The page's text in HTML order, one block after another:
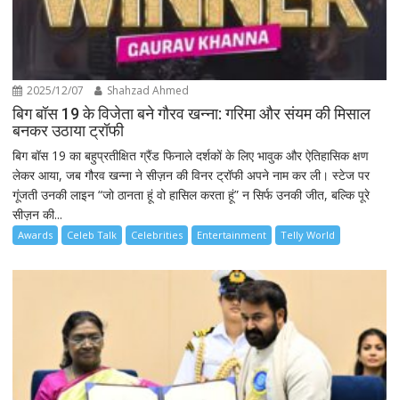
2025/12/07 Shahzad Ahmed
बिग बॉस 19 के विजेता बने गौरव खन्ना: गरिमा और संयम की मिसाल
बनकर उठाया ट्रॉफी
बिग बॉस 19 का बहुप्रतीक्षित ग्रैंड फिनाले दर्शकों के लिए भावुक और ऐतिहासिक क्षण
लेकर आया, जब गौरव खन्ना ने सीज़न की विनर ट्रॉफी अपने नाम कर ली। स्टेज पर
गूंजती उनकी लाइन “जो ठानता हूं वो हासिल करता हूं” न सिर्फ उनकी जीत, बल्कि पूरे
सीज़न की...
Awards Celeb Talk Celebrities Entertainment Telly World